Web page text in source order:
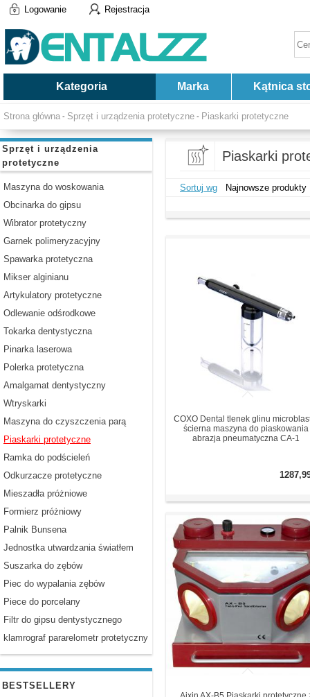
Logowanie Rejestracja
Kategoria Marka Kątnica
Strona główna - Sprzęt i urządzenia protetyczne - Piaskarki protetyczne
Sprzęt i urządzenia
protetyczne
Maszyna do woskowania
Obcinarka do gipsu
Wibrator protetyczny
Garnek polimeryzacyjny
Spawarka protetyczna
Mikser alginianu
Artykulatory protetyczne
Odlewanie odśrodkowe
Tokarka dentystyczna
Pinarka laserowa
Polerka protetyczna
Amalgamat dentystyczny
Wtryskarki
Maszyna do czyszczenia parą
Piaskarki protetyczne
Ramka do podścieleń
Odkurzacze protetyczne
Mieszadła próżniowe
Formierz próżniowy
Palnik Bunsena
Jednostka utwardzania światłem
Suszarka do zębów
Piec do wypalania zębów
Piece do porcelany
Filtr do gipsu dentystycznego
klamrograf pararelometr protetyczny
BESTSELLERY
Piaskarki
Sortuj wg Najnowsze produkty
COXO Dental tlenek glinu
ścierna maszyna do piaskowania
abrazja pneumatyczna CA-1